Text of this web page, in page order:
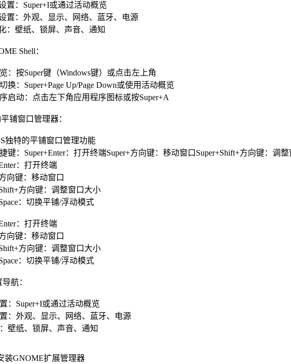
置：Super+I或通过活动概览
置：外观、显示、网络、蓝牙、电源
：壁纸、锁屏、声音、通知
Shell：
：按Super键（Windows键）或点击左上角
换：Super+Page Up/Page Down或使用活动概览
启动：点击左下角应用程序图标或按Super+A
铺窗口管理器：
独特的平铺窗口管理功能
键：Super+Enter：打开终端Super+方向键：移动窗口Super+Shift+方向键：调
：打开终端
向键：移动窗口
方向键：调整窗口大小
：切换平铺/浮动模式
：打开终端
向键：移动窗口
方向键：调整窗口大小
：切换平铺/浮动模式
航：
：Super+I或通过活动概览
：外观、显示、网络、蓝牙、电源
壁纸、锁屏、声音、通知
装GNOME扩展管理器